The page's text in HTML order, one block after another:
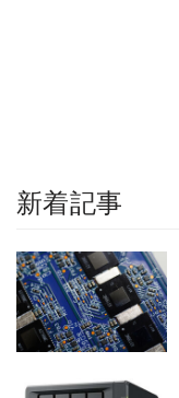
新着記事